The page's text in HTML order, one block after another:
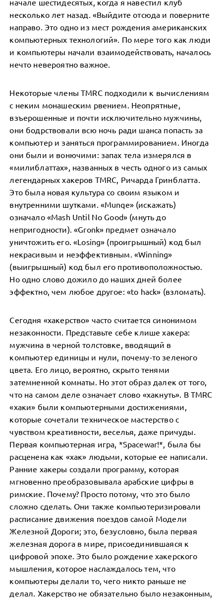
начале шестидесятых, когда я навестил клуб
несколько лет назад. «Выйдите отсюда и поверните
направо. Это одно из мест рождения американских
компьютерных технологий». По мере того как люди
и компьютеры начали взаимодействовать, началось
нечто невероятно важное.
Некоторые члены TMRC подходили к вычислениям
с неким монашеским рвением. Неопрятные,
взъерошенные и почти исключительно мужчины,
они бодрствовали всю ночь ради шанса попасть за
компьютер и заняться программированием. Иногда
они были и вонючими: запах тела измерялся в
«милиблаттах», названных в честь одного из самых
легендарных хакеров TMRC, Ричарда Гринблатта.
Это была новая культура со своим языком и
внутренними шутками. «Munqe» (искажать)
означало «Mash Until No Good» (мнуть до
непригодности). «Gronk» предмет означало
уничтожить его. «Losing» (проигрышный) код был
некрасивым и неэффективным. «Winning»
(выигрышный) код был его противоположностью.
Но одно слово дожило до наших дней более
эффектно, чем любое другое: «to hack» (взломать).
Сегодня «хакерство» часто считается синонимом
незаконности. Представьте себе клише хакера:
мужчина в черной толстовке, вводящий в
компьютер единицы и нули, почему-то зеленого
цвета. Его лицо, вероятно, скрыто тенями
затемненной комнаты. Но этот образ далек от того,
что на самом деле означает слово «хакнуть». В TMRC
«хаки» были компьютерными достижениями,
которые сочетали техническое мастерство с
чувством креативности, веселья, даже причуды.
Первая компьютерная игра, *Spacewar!*, была бы
расценена как «хак» людьми, которые ее написали.
Ранние хакеры создали программу, которая
мгновенно преобразовывала арабские цифры в
римские. Почему? Просто потому, что это было
сложно сделать. Они также компьютеризировали
расписание движения поездов самой Модели
Железной Дороги; это, безусловно, была первая
железная дорога в мире, присоединившаяся к
цифровой эпохе. Это было рождение хакерского
мышления, которое наслаждалось тем, что
компьютеры делали то, чего никто раньше не
делал. Хакерство не обязательно было незаконным,